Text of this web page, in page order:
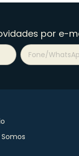
por e-